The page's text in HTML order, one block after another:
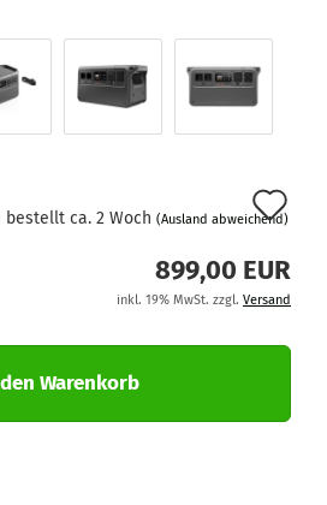
ca. 2 Woch (Ausland abweichend)
899,00 EUR
inkl. 19% MwSt. zzgl. Versand
Warenkorb